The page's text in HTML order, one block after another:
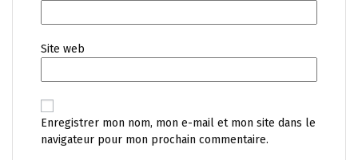
Site web
Enregistrer mon nom, mon e-mail et mon site dans le
navigateur pour mon prochain commentaire.